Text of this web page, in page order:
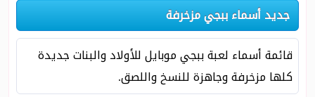
جديد أسماء ببجي مزخرفة
قائمة أسماء لعبة ببجي موبايل للأولاد والبنات جديدة
كلها مزخرفة وجاهزة للنسخ واللصق.